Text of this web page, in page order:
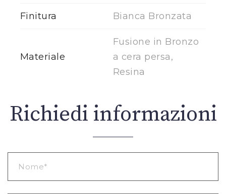
Finitura Bianca Bronzata
Materiale
Fusione in Bronzo
a cera persa,
Resina
Richiedi informazioni